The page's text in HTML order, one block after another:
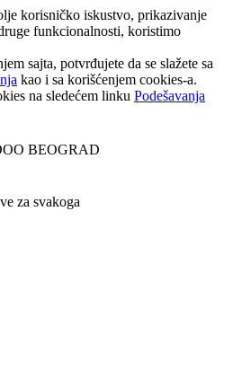
korisničko iskustvo, prikazivanje
funkcionalnosti, koristimo
sajta, potvrđujete da se slažete sa
kao i sa korišćenjem cookies-a.
na sledećem linku Podešavanja
za svakoga